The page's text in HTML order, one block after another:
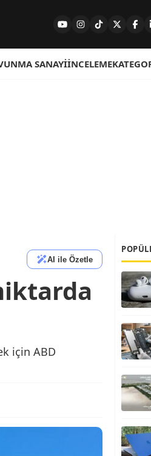
SANAYIİNCELEME
AI ile Özetle
için ABD